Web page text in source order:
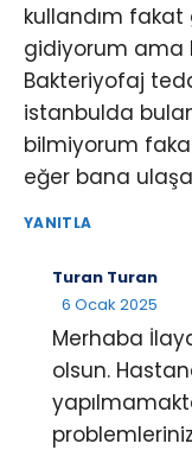
kullandım fakat
gidiyorum ama
Bakteriyofaj
istanbulda
bilmiyorum
eğer bana
YANITLA
Turan Turan
6 Ocak 2025
Merhaba
olsun.